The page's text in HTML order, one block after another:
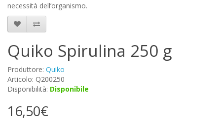
necessità dell’organismo.
Quiko Spirulina 250 g
Produttore: Quiko
Articolo: Q200250
Disponibilità: Disponibile
16,50€